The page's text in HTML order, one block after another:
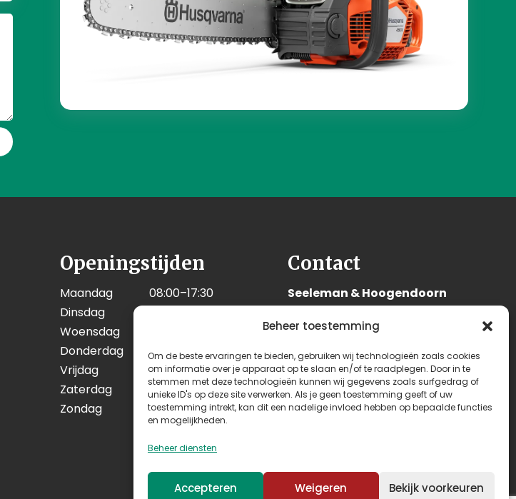
Beheer toestemming
Om de beste ervaringen te bieden, gebruiken wij technologieën zoals cookies
om informatie over je apparaat op te slaan en/of te raadplegen. Door in te
stemmen met deze technologieën kunnen wij gegevens zoals surfgedrag of
unieke ID's op deze site verwerken. Als je geen toestemming geeft of uw
toestemming intrekt, kan dit een nadelige invloed hebben op bepaalde functies
en mogelijkheden.
Beheer diensten
Accepteren Weigeren Bekijk voorkeuren
Openingstijden
Maandag
08:00–17:30
Dinsdag
Woensdag
Donderdag
08:00–17:30
Vrijdag
08:00–17:30
Zaterdag
08:00–12:00
Zondag
Gesloten
Contact
Seeleman & Hoogendoorn
3628 GD Kockengen
Nederland
+31 (0)346 242 114
info@seehoo.nl